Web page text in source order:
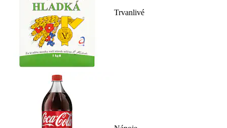
Trvanlivé